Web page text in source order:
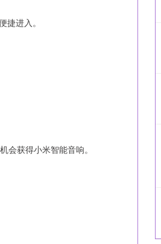
进入。
会获得小米智能音响。